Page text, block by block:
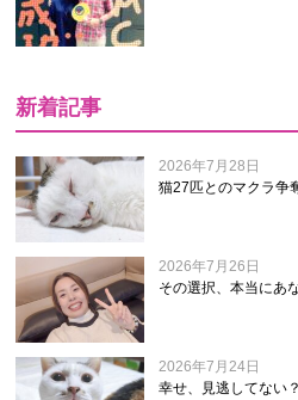
新着記事
2026年7月28日
猫27匹とのマクラ争
2026年7月26日
その選択、本当にあ
2026年7月24日
幸せ、見逃してない